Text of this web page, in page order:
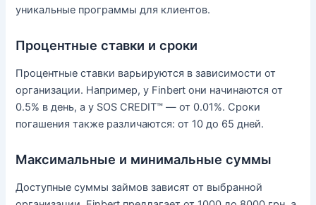
уникальные программы для клиентов.
Процентные ставки и сроки
Процентные ставки варьируются в зависимости от
организации. Например, у Finbert они начинаются от
0.5% в день, а у SOS CREDIT™ — от 0.01%. Сроки
погашения также различаются: от 10 до 65 дней.
Максимальные и минимальные суммы
Доступные суммы займов зависят от выбранной